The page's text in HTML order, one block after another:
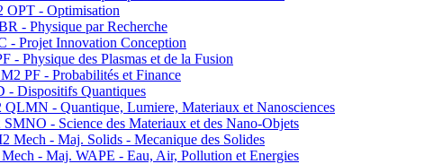
- Optimisation
- Physique par Recherche
- Projet Innovation Conception
- Physique des Plasmas et de la Fusion
PF - Probabilités et Finance
Dispositifs Quantiques
- Quantique, Lumiere, Materiaux et Nanosciences
- Science des Materiaux et des Nano-Objets
Mech - Maj. Solids - Mecanique des Solides
- Maj. WAPE - Eau, Air, Pollution et Energies